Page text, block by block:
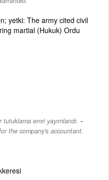
yetki: The army cited civil
martial (Hukuk) Ordu
emri yayımlandı. -
the company's accountant.